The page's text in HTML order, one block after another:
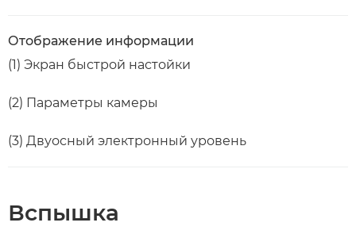
Отображение информации
(1) Экран быстрой настойки
(2) Параметры камеры
(3) Двуосный электронный уровень
Вспышка